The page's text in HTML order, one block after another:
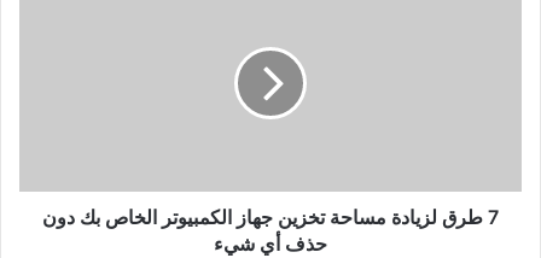
بك
دون 7 طرق لزيادة مساحة تخزين جهاز الكمبيوتر الخاص بك دون
حذف أي شيء